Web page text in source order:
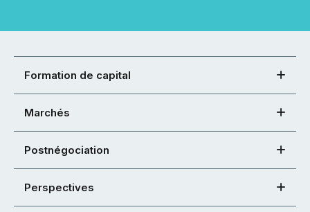
Formation de capital
Marchés
Postnégociation
Perspectives